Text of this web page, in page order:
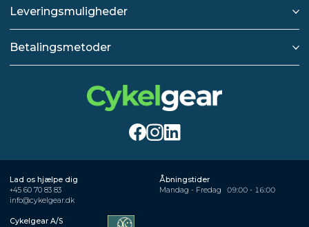
Leveringsmuligheder
Betalingsmetoder
Lad os hjælpe dig
+45 60 70 83 83
info@cykelgear.dk
Åbningstider
Mandag - Fredag
09:00 - 16:00
Cykelgear A/S